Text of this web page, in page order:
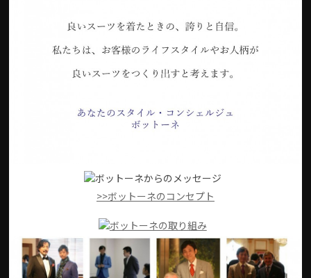
>>ボットーネのコンセプト